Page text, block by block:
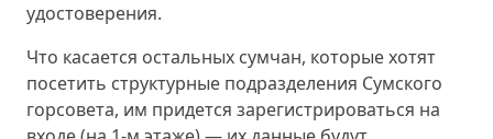
удостоверения.
Что касается остальных сумчан, которые хотят
посетить структурные подразделения Сумского
горсовета, им придется зарегистрироваться на